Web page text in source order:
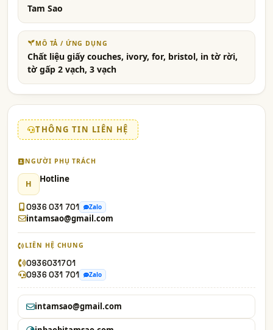
Tam Sao
MÔ TẢ / ỨNG DỤNG
Chất liệu giấy couches, ivory, for, bristol, in tờ rời,
tờ gấp 2 vạch, 3 vạch
THÔNG TIN LIÊN HỆ
NGƯỜI PHỤ TRÁCH
H Hotline
0936 031 701 Zalo
intamsao@gmail.com
LIÊN HỆ CHUNG
0936031701
0936 031 701
Zalo
intamsao@gmail.com